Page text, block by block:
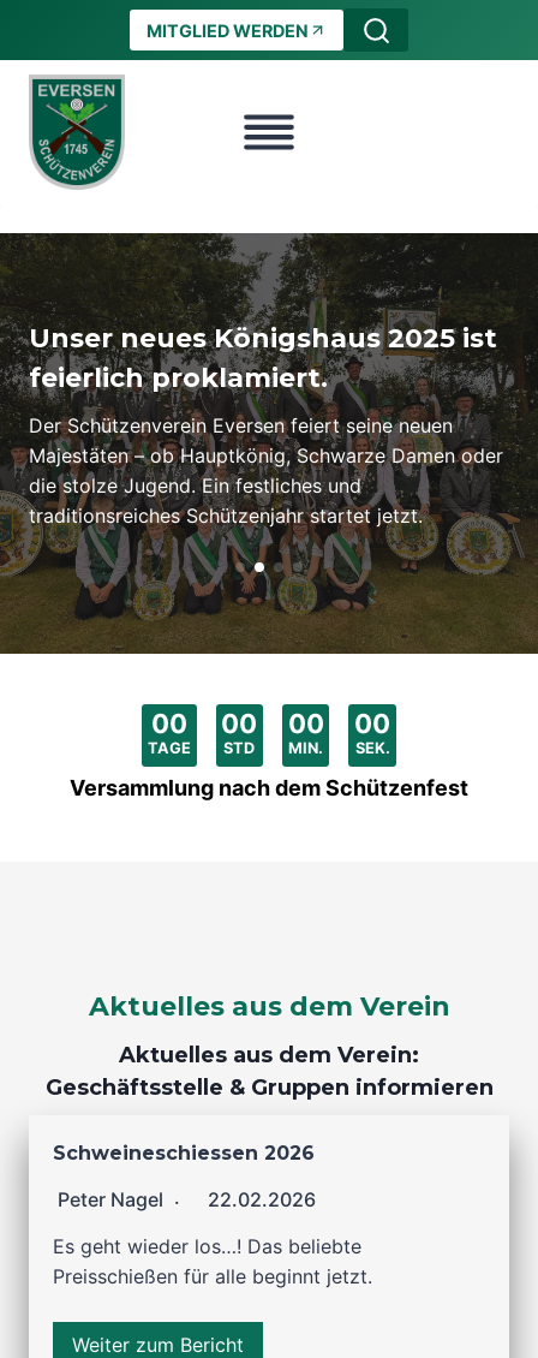
springen
MITGLIED WERDEN
Unser neues Königshaus 2025 ist
feierlich proklamiert.
Der Schützenverein Eversen feiert seine neuen
Majestäten – ob Hauptkönig, Schwarze Damen oder
die stolze Jugend. Ein festliches und
traditionsreiches Schützenjahr startet jetzt.
00
TAGE
00
STD
00
MIN.
00
SEK.
Versammlung nach dem Schützenfest
Aktuelles aus dem Verein
Aktuelles aus dem Verein:
Geschäftsstelle & Gruppen informieren
Schweineschiessen 2026
Peter Nagel
22.02.2026
Es geht wieder los…! Das beliebte
Preisschießen für alle beginnt jetzt.
Weiter zum Bericht